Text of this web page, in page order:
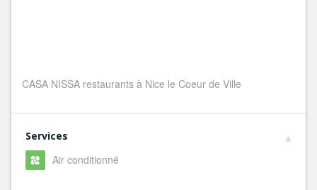
CASA NISSA restaurants à Nice le Coeur de Ville
Services
Air conditionné